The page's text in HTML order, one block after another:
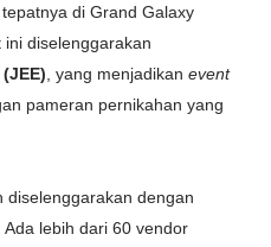
di Grand Galaxy
diselenggarakan
(JEE) , yang menjadikan event
pameran pernikahan yang
diselenggarakan dengan
lebih dari 60 vendor